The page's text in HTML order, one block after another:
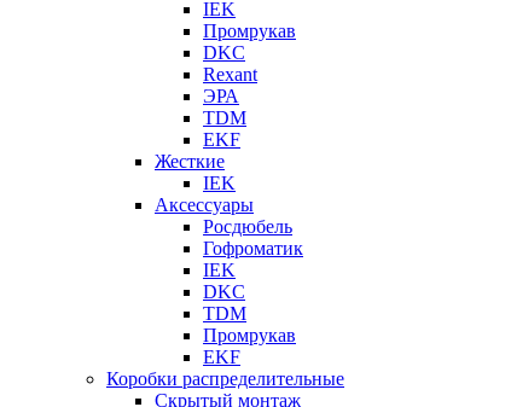
IEK
Промрукав
DKC
Rexant
ЭРА
TDM
EKF
Жесткие
IEK
Аксессуары
Росдюбель
Гофроматик
IEK
DKC
TDM
Промрукав
EKF
Коробки распределительные
Скрытый монтаж